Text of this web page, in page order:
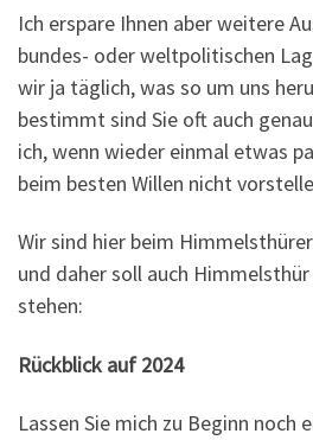
Ich erspare Ihnen aber weitere
bundes- oder weltpolitischen
wir ja täglich, was so um uns
bestimmt sind Sie oft auch
ich, wenn wieder einmal etwas
beim besten Willen nicht
Wir sind hier beim
und daher soll auch
stehen:
Rückblick auf 2024
Lassen Sie mich zu Beginn noch